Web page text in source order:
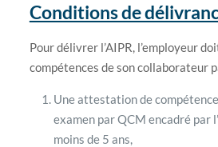
Conditions de
Pour délivrer l’AIPR, l’employeur
compétences de son collaborateur
Une attestation de
examen par QCM encadré par
moins de 5 ans,